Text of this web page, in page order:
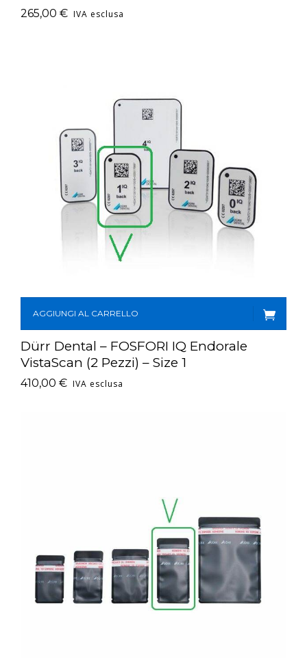
265,00 € IVA esclusa
AGGIUNGI AL CARRELLO
Dürr Dental – FOSFORI IQ Endorale
VistaScan (2 Pezzi) – Size 1
410,00 € IVA esclusa